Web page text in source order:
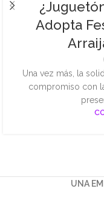
Adopta
Una vez más, la
compromiso con
UNA